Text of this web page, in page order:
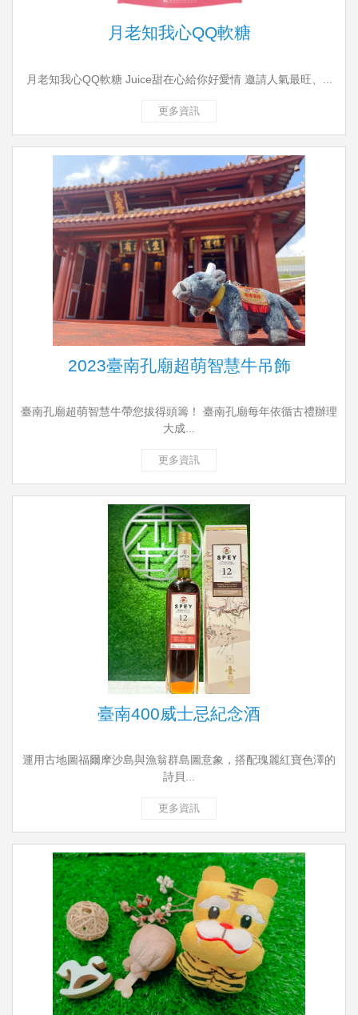
月老知我心QQ軟糖
月老知我心QQ軟糖 Juice甜在心給你好愛情 邀請人氣最旺、...
更多資訊
2023臺南孔廟超萌智慧牛吊飾
臺南孔廟超萌智慧牛帶您拔得頭籌！ 臺南孔廟每年依循古禮辦理
大成...
更多資訊
臺南400威士忌紀念酒
運用古地圖福爾摩沙島與漁翁群島圖意象，搭配瑰麗紅寶色澤的
詩貝...
更多資訊